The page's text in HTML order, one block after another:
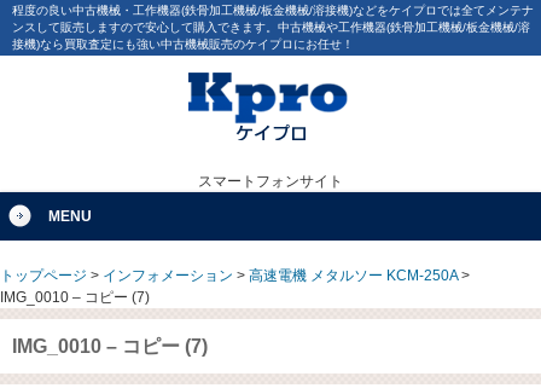
程度の良い中古機械・工作機器(鉄骨加工機械/板金機械/溶接機)などをケイプロでは全てメンテナ
ンスして販売しますので安心して購入できます。中古機械や工作機器(鉄骨加工機械/板金機械/溶
接機)なら買取査定にも強い中古機械販売のケイプロにお任せ！
スマートフォンサイト
MENU
トップページ > インフォメーション > 高速電機 メタルソー KCM-250A>
IMG_0010 – コピー (7)
IMG_0010 – コピー (7)